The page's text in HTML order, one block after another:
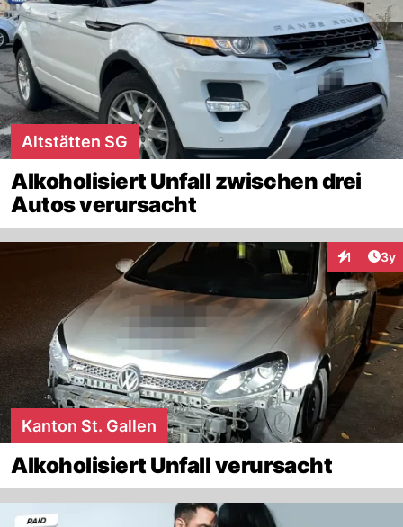
Altstätten SG
Alkoholisiert Unfall zwischen drei
Autos verursacht
1 3y
Kanton St. Gallen
Alkoholisiert Unfall verursacht